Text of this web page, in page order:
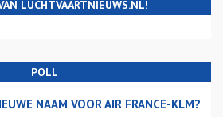
LUCHTVAARTNIEUWS.NL!
POLL
NAAM VOOR AIR FRANCE-KLM?